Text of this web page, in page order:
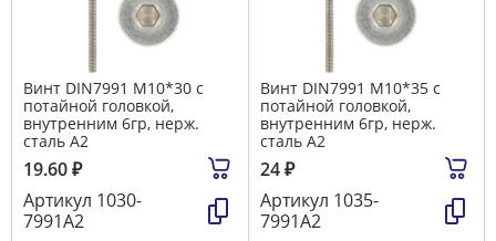
Винт DIN7991 М10*30 с
потайной головкой,
внутренним 6гр, нерж.
сталь А2
19.60₽
Артикул 1030-
7991А2
Винт DIN7991 М10*35 с
потайной головкой,
внутренним 6гр, нерж.
сталь А2
24₽
Артикул 1035-
7991А2